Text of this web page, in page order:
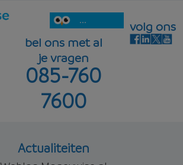
...
bel ons met al
je vragen
085-760
7600
volg ons
Actualiteiten